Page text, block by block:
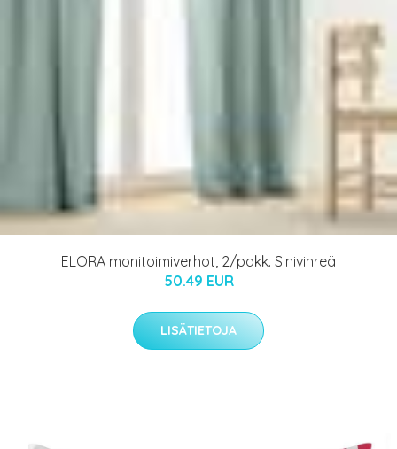
ELORA monitoimiverhot, 2/pakk. Sinivihreä
50.49 EUR
LISÄTIETOJA